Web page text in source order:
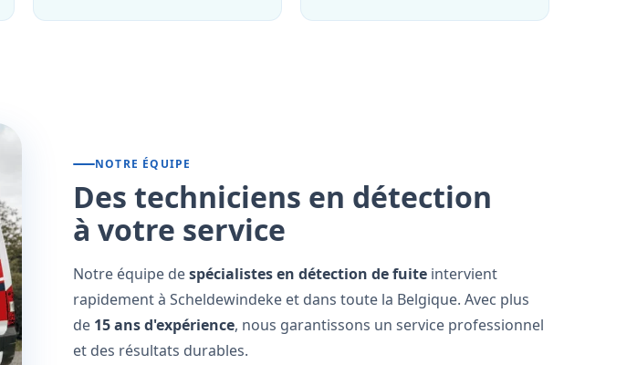
NOTRE ÉQUIPE
Des techniciens en détection
à votre service
Notre équipe despécialistes en détection de fuite intervient
rapidement à Scheldewindeke et dans toute la Belgique. Avec plus
de 15 ans d'expérience, nous garantissons un service professionnel
et des résultats durables.